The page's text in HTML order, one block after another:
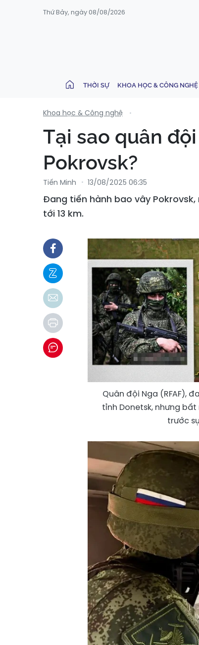
Thứ Bảy, ngày 08/08/2026
THỜI SỰ KHOA HỌC & CÔNG NGHỆ
Khoa học & Công nghệ
Tại sao quân
Pokrovsk?
Tiến Minh 13/08/2025 06:35
Đang tiến hành bao vây
tới 13 km.
Quân đội Nga (RFAF),
tỉnh Donetsk, nhưng
trước